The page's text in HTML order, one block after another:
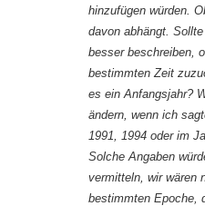
hinzufügen würden.
davon abhängt .
besser beschreiben,
bestimmten Zeit
es ein Anfangsjahr?
ändern, wenn ich
1991, 1994 oder im
Solche Angaben
vermitteln, wir wären
bestimmten Epoche,